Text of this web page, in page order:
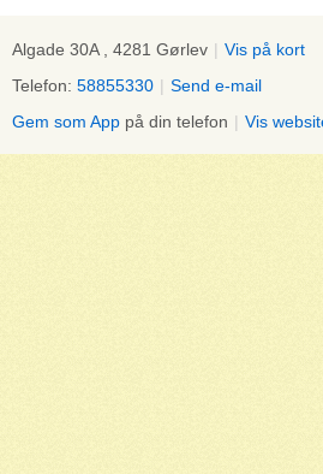
Algade 30A , 4281 Gørlev | Vis på kort
Telefon: 58855330 | Send e-mail
Gem som App på din telefon | Vis